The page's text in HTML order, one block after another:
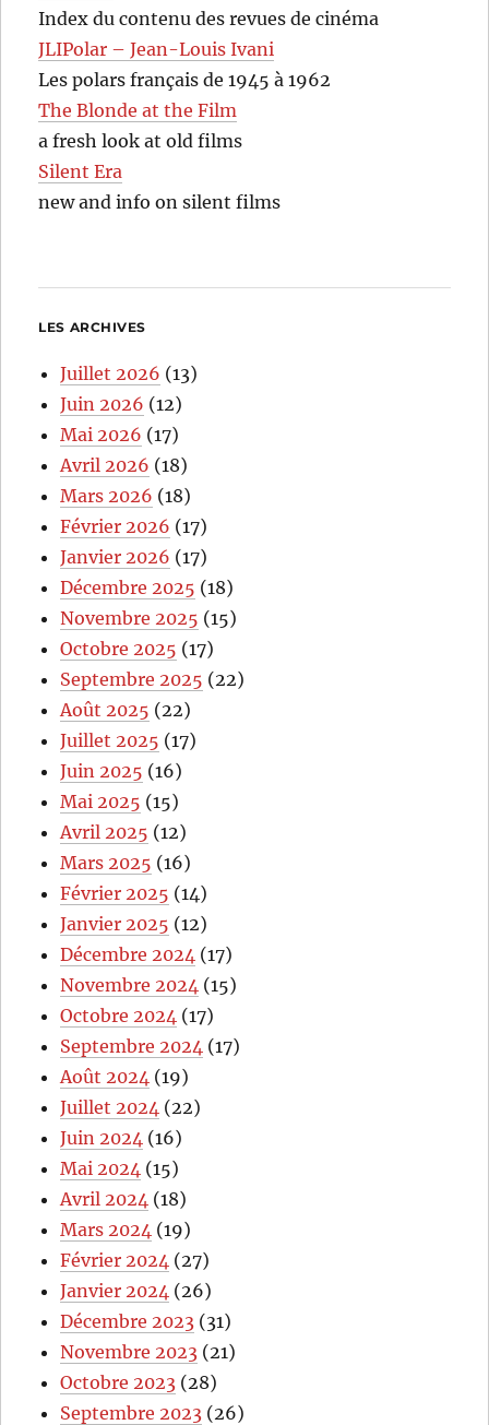
Index du contenu des revues de cinéma
JLIPolar – Jean-Louis Ivani
Les polars français de 1945 à 1962
The Blonde at the Film
a fresh look at old films
Silent Era
new and info on silent films
LES ARCHIVES
Juillet 2026 (13)
Juin 2026 (12)
Mai 2026 (17)
Avril 2026 (18)
Mars 2026 (18)
Février 2026 (17)
Janvier 2026 (17)
Décembre 2025 (18)
Novembre 2025 (15)
Octobre 2025 (17)
Septembre 2025 (22)
Août 2025 (22)
Juillet 2025 (17)
Juin 2025 (16)
Mai 2025 (15)
Avril 2025 (12)
Mars 2025 (16)
Février 2025 (14)
Janvier 2025 (12)
Décembre 2024 (17)
Novembre 2024 (15)
Octobre 2024 (17)
Septembre 2024 (17)
Août 2024 (19)
Juillet 2024 (22)
Juin 2024 (16)
Mai 2024 (15)
Avril 2024 (18)
Mars 2024 (19)
Février 2024 (27)
Janvier 2024 (26)
Décembre 2023 (31)
Novembre 2023 (21)
Octobre 2023 (28)
Septembre 2023 (26)